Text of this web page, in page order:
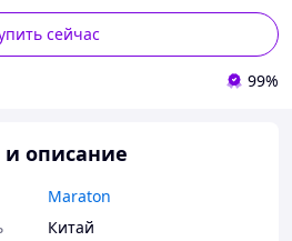
сейчас
99%
и описание
Maraton
Китай